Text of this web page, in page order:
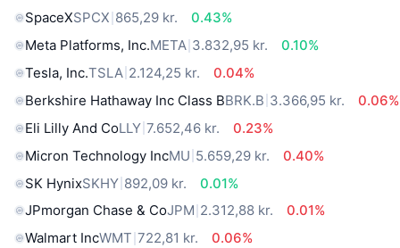
SpaceXSPCX 865,29 kr.
0.43%
Meta Platforms, Inc.META 3.832,95 kr.
0.10%
Tesla, Inc.TSLA 2.124,25 kr.
0.04%
Berkshire Hathaway Inc Class BBRK.B 3.366,95 kr.
0.06%
Eli Lilly And CoLLY 7.652,46 kr.
0.23%
Micron Technology IncMU 5.659,29 kr.
0.40%
SK HynixSKHY 892,09 kr.
0.01%
JPmorgan Chase & CoJPM 2.312,88 kr.
0.01%
Walmart IncWMT 722,81 kr. 0.06%